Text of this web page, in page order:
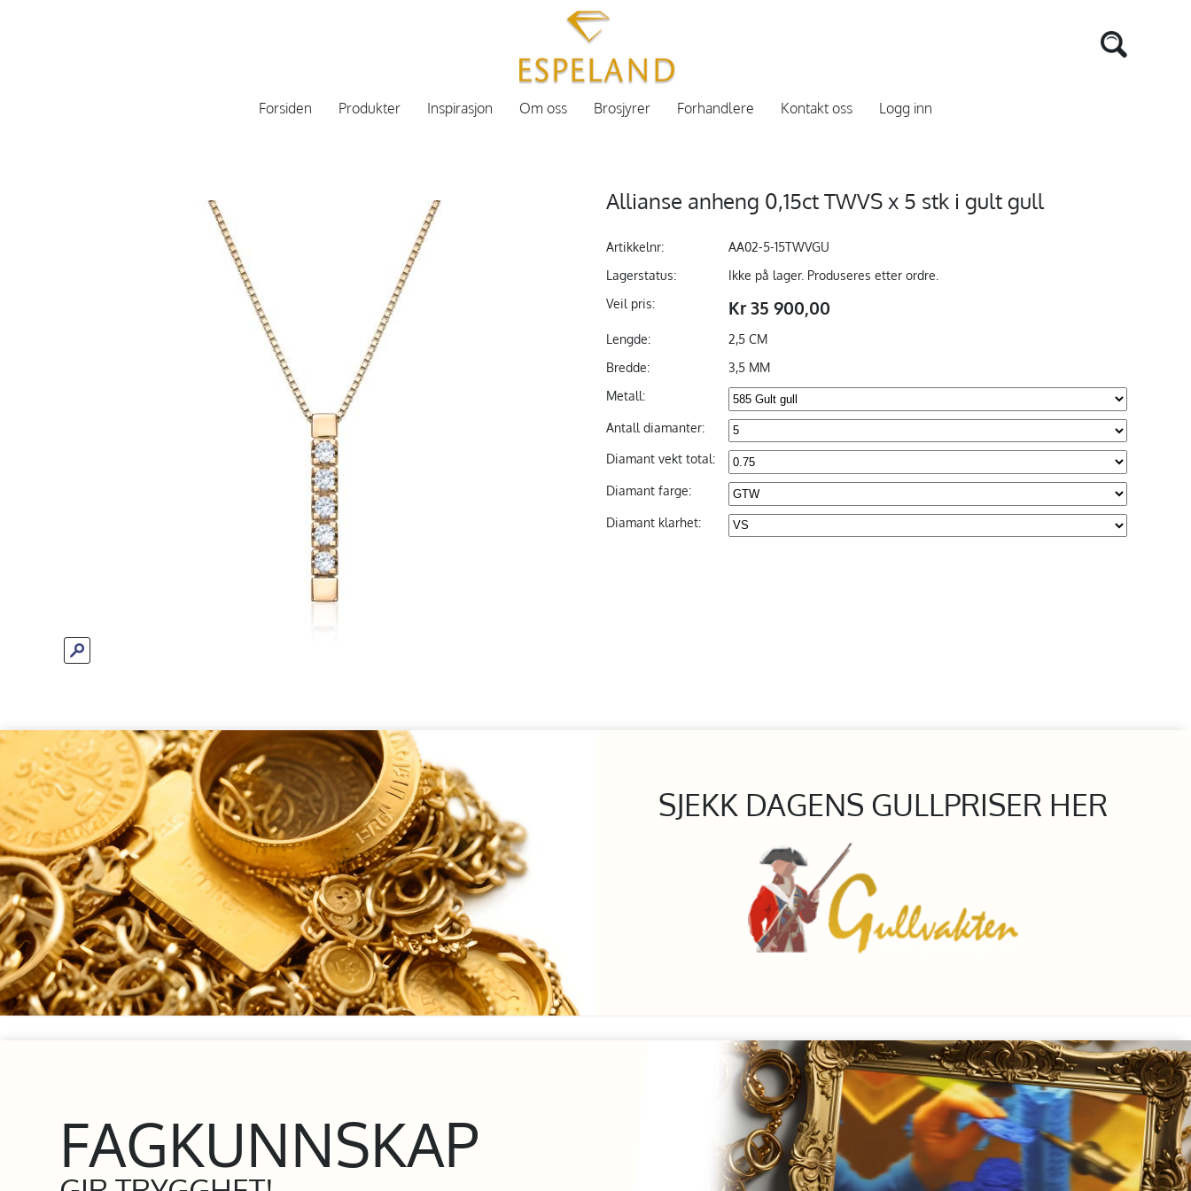
Forsiden Produkter Inspirasjon Om oss Brosjyrer Forhandlere Kontakt oss Logg inn
Allianse anheng 0,15ct TWVS x 5 stk i gult gull
Artikkelnr:
AA02-5-15TWVGU
Lagerstatus:
Ikke på lager. Produseres etter ordre.
Veil pris:
Kr 35 900,00
Lengde:
2,5 CM
Bredde:
3,5 MM
Metall:
Antall diamanter:
Diamant vekt total:
Diamant farge:
Diamant klarhet:
SJEKK DAGENS GULLPRISER HER
FAGKUNNSKAP